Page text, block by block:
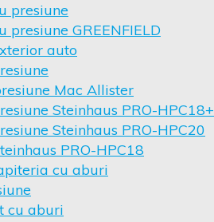
presiune
GREENFIELD
auto
Mac Allister
Steinhaus PRO-HPC18+
Steinhaus PRO-HPC20
PRO-HPC18
cu aburi
cu aburi